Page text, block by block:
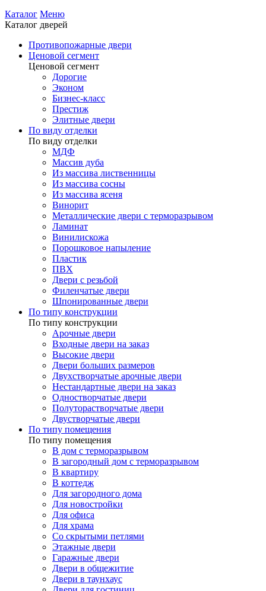
Каталог Меню
Каталог дверей
Противопожарные двери
Ценовой сегмент
Ценовой сегмент
Дорогие
Эконом
Бизнес-класс
Престиж
Элитные двери
По виду отделки
По виду отделки
МДФ
Массив дуба
Из массива лиственницы
Из массива сосны
Из массива ясеня
Винорит
Металлические двери с терморазрывом
Ламинат
Винилискожа
Порошковое напыление
Пластик
ПВХ
Двери с резьбой
Филенчатые двери
Шпонированные двери
По типу конструкции
По типу конструкции
Арочные двери
Входные двери на заказ
Высокие двери
Двери больших размеров
Двухстворчатые арочные двери
Нестандартные двери на заказ
Одностворчатые двери
Полуторастворчатые двери
Двустворчатые двери
По типу помещения
По типу помещения
В дом с терморазрывом
В загородный дом с терморазрывом
В квартиру
В коттедж
Для загородного дома
Для новостройки
Для офиса
Для храма
Со скрытыми петлями
Этажные двери
Гаражные двери
Двери в общежитие
Двери в таунхаус